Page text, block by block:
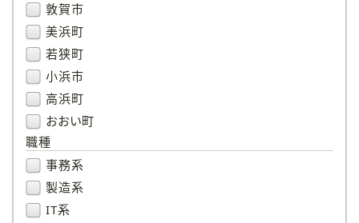
敦賀市
美浜町
若狭町
小浜市
高浜町
おおい町
職種
事務系
製造系
IT系